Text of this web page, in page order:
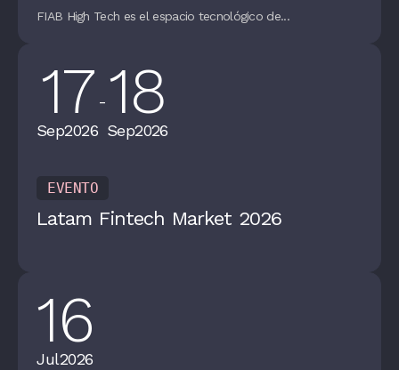
FIAB High Tech es el espacio tecnológico de...
17
Sep2026
- 18
Sep2026
EVENTO
Latam Fintech Market 2026
16
Jul2026